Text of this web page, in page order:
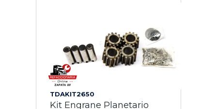
TDAKIT2650
Kit Engrane Planetario